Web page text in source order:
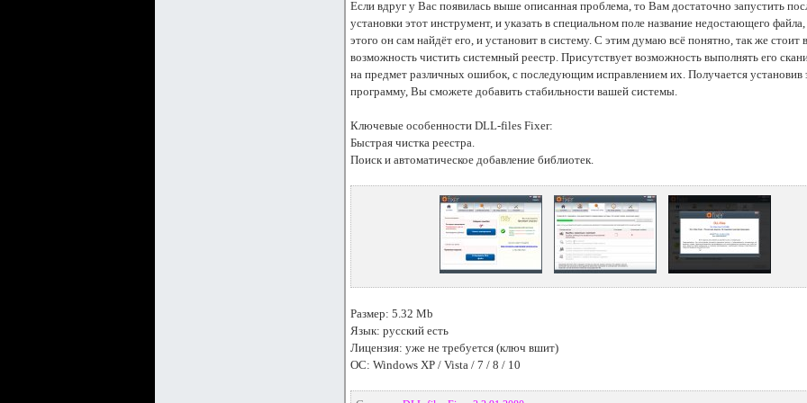
Если вдруг у Вас появилась выше описанная проблема, то Вам достаточно запустить
установки этот инструмент, и указать в специальном поле название недостающего
этого он сам найдёт его, и установит в систему. С этим думаю всё понятно, так же стоит
возможность чистить системный реестр. Присутствует возможность выполнять его
на предмет различных ошибок, с последующим исправлением их. Получается установив
программу, Вы сможете добавить стабильности вашей системы.
Ключевые особенности DLL-files Fixer:
Быстрая чистка реестра.
Поиск и автоматическое добавление библиотек.
Размер: 5.32 Mb
Язык: русский есть
Лицензия: уже не требуется (ключ вшит)
ОС: Windows XP / Vista / 7 / 8 / 10